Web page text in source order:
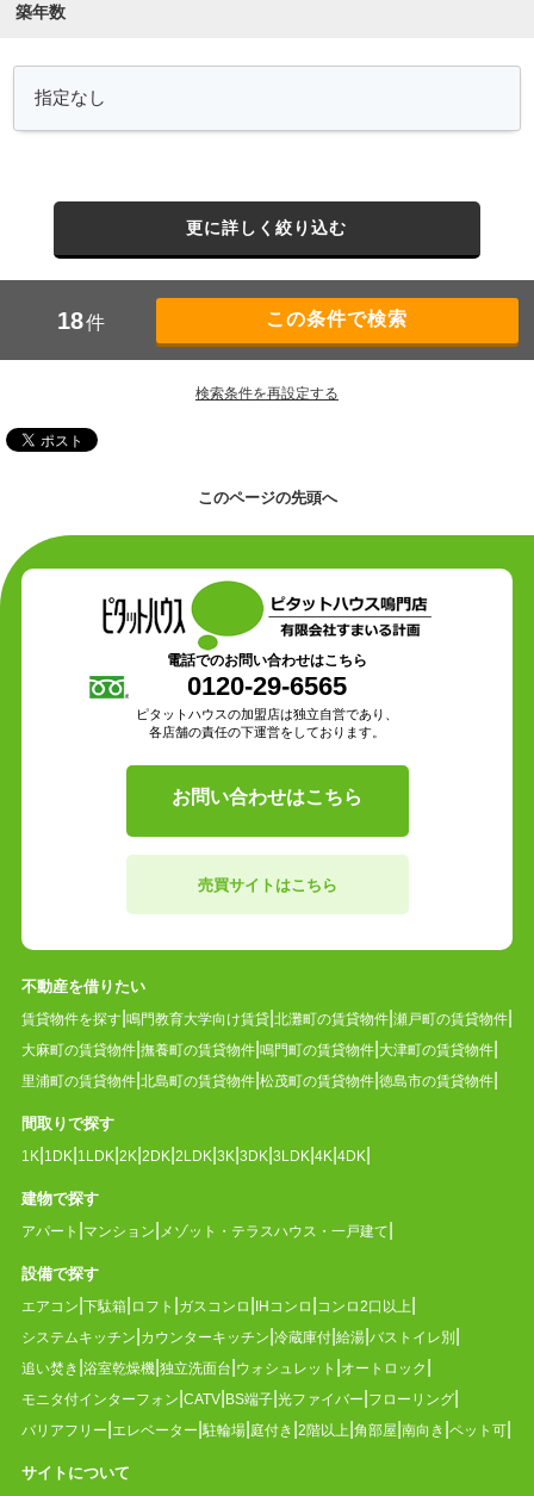
築年数
更に詳しく絞り込む
18件
検索条件を再設定する
このページの先頭へ
電話でのお問い合わせはこちら
0120-29-6565
ピタットハウスの加盟店は独立自営であり、
各店舗の責任の下運営をしております。
お問い合わせはこちら
売買サイトはこちら
不動産を借りたい
賃貸物件を探す 鳴門教育大学向け賃貸 北灘町の賃貸物件 瀬戸町の賃貸物件
大麻町の賃貸物件 撫養町の賃貸物件 鳴門町の賃貸物件 大津町の賃貸物件
里浦町の賃貸物件 北島町の賃貸物件 松茂町の賃貸物件 徳島市の賃貸物件
間取りで探す
1K 1DK 1LDK 2K 2DK 2LDK 3K 3DK 3LDK 4K 4DK
建物で探す
アパート マンション メゾット・テラスハウス・一戸建て
設備で探す
エアコン 下駄箱 ロフト ガスコンロ IHコンロ コンロ2口以上
システムキッチン カウンターキッチン 冷蔵庫付 給湯 バストイレ別
追い焚き 浴室乾燥機 独立洗面台 ウォシュレット オートロック
モニタ付インターフォン CATV BS端子 光ファイバー フローリング
バリアフリー エレベーター 駐輪場 庭付き 2階以上 角部屋 南向き ペット可
サイトについて